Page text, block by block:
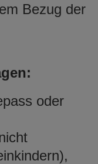
Bezug der
oder